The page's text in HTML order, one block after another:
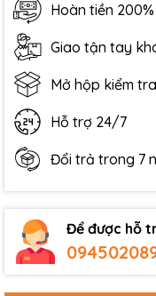
Hoàn tiền
Giao tận tay
Mở hộp kiểm tra
Hỗ trợ 24/7
Đổi trả trong 7
Để được hỗ